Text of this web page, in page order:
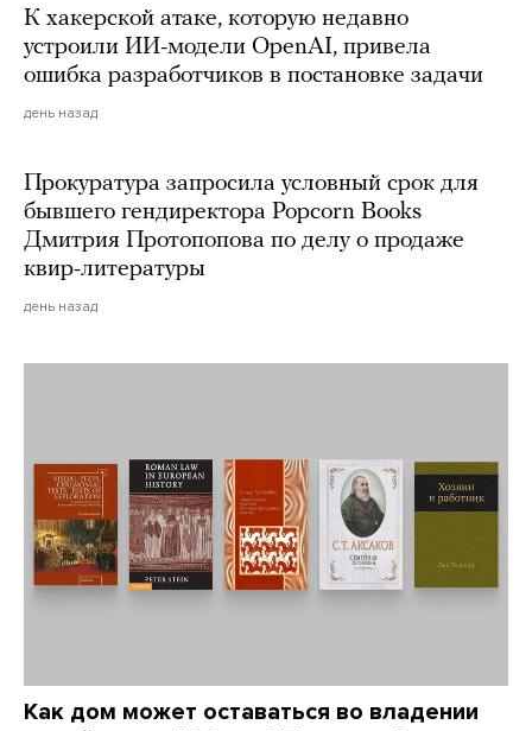
К хакерской атаке, которую недавно
устроили ИИ-модели OpenAI, привела
ошибка разработчиков в постановке задачи
день назад
Прокуратура запросила условный срок для
бывшего гендиректора Popcorn Books
Дмитрия Протопопова по делу о продаже
квир-литературы
день назад
Как дом может оставаться во владении